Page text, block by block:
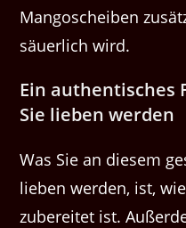
Mangoscheiben
säuerlich wird.
Ein authentisches
Sie lieben werden
Was Sie an diesem
lieben werden, ist,
zubereitet ist.